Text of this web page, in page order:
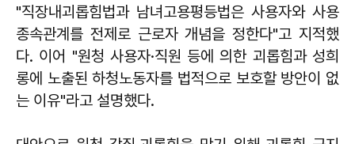
"직장내괴롭힘법과 남녀고용평등법은 사용자와 사용
종속관계를 전제로 근로자 개념을 정한다"고 지적했
다. 이어 "원청 사용자·직원 등에 의한 괴롭힘과 성희
롱에 노출된 하청노동자를 법적으로 보호할 방안이 없
는 이유"라고 설명했다.